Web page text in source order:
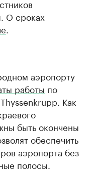
О сроках
аэропорту
работы по
Как
быть окончены
обеспечить
аэропорта без
полосы.